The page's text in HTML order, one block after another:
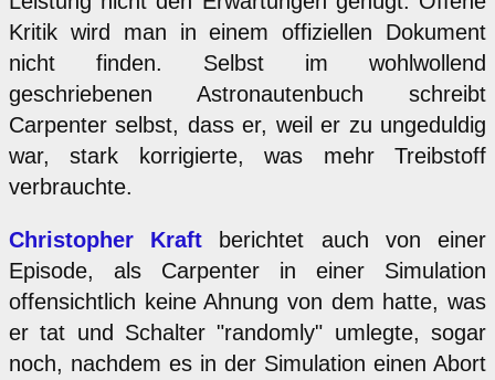
Kritik wird man in einem offiziellen Dokument
nicht finden. Selbst im wohlwollend
geschriebenen Astronautenbuch schreibt
Carpenter selbst, dass er, weil er zu ungeduldig
war, stark korrigierte, was mehr Treibstoff
verbrauchte.
Christopher Kraft berichtet auch von einer
Episode, als Carpenter in einer Simulation
offensichtlich keine Ahnung von dem hatte, was
er tat und Schalter "randomly" umlegte, sogar
noch, nachdem es in der Simulation einen Abort